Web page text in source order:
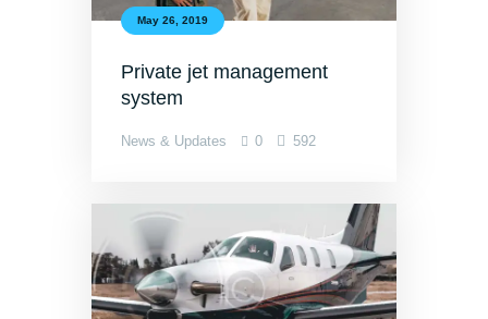
May 26, 2019
Private jet management
system
News & Updates 0 592